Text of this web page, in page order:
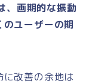
、画期的な振動
ユーザーの期
改善の余地は